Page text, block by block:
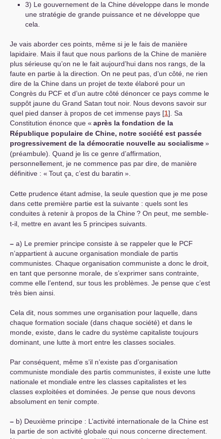
3) Le gouvernement de la Chine développe dans le monde
une stratégie de grande puissance et ne développe que
cela.
Je vais aborder ces points, même si je le fais de manière
lapidaire. Mais il faut que nous parlions de la Chine de manière
plus sérieuse qu’on ne le fait aujourd’hui dans nos rangs, de la
faute en partie à la direction. On ne peut pas, d’un côté, ne rien
dire de la Chine dans un projet de texte élaboré pour un
Congrès du PCF et d’un autre côté dénoncer ce pays comme le
suppôt jaune du Grand Satan tout noir. Nous devons savoir sur
quel pied danser à propos de cet immense pays [1] . Sa
Constitution énonce que « après la fondation de la
République populaire de Chine, notre société est passée
progressivement de la démocratie nouvelle au socialisme»
(préambule). Quand je lis ce genre d’affirmation,
personnellement, je ne commence pas par dire, de manière
définitive : « Tout ça, c’est du baratin ».
Cette prudence étant admise, la seule question que je me pose
dans cette première partie est la suivante : quels sont les
conduites à retenir à propos de la Chine? On peut, me semble-
t-il, mettre en avant les 5 principes suivants.
– a) Le premier principe consiste à se rappeler que le PCF
n’appartient à aucune organisation mondiale de partis
communistes. Chaque organisation communiste a donc le droit,
en tant que personne morale, de s’exprimer sans contrainte,
comme elle l’entend, sur tous les problèmes. Je pense que c’est
très bien ainsi.
Cela dit, nous sommes une organisation pour laquelle, dans
chaque formation sociale (dans chaque société) et dans le
monde, existe, dans le cadre du système capitaliste toujours
dominant, une lutte à mort entre les classes sociales.
Par conséquent, même s’il n’existe pas d’organisation
communiste mondiale des partis communistes, il existe une lutte
nationale et mondiale entre les classes capitalistes et les
classes exploitées et dominées. Je pense que nous devons
absolument en tenir compte.
– b) Deuxième principe : L’activité internationale de la Chine est
la partie de son activité globale qui nous concerne directement.